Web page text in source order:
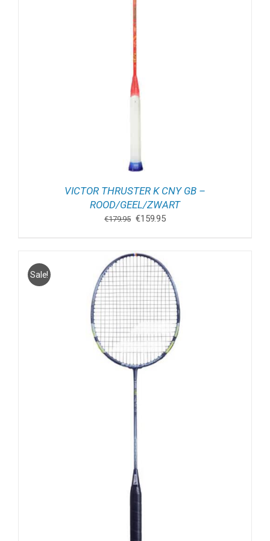
VICTOR THRUSTER K CNY GB –
ROOD/GEEL/ZWART
€179.95 Oorspronkelijke
€179.95.
€159.95Huidige
Sale!